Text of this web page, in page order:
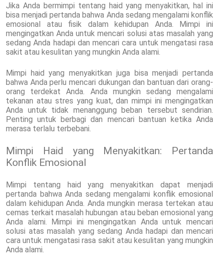
Jika Anda bermimpi tentang haid yang menyakitkan, hal ini
bisa menjadi pertanda bahwa Anda sedang mengalami konflik
emosional atau fisik dalam kehidupan Anda. Mimpi ini
mengingatkan Anda untuk mencari solusi atas masalah yang
sedang Anda hadapi dan mencari cara untuk mengatasi rasa
sakit atau kesulitan yang mungkin Anda alami.
Mimpi haid yang menyakitkan juga bisa menjadi pertanda
bahwa Anda perlu mencari dukungan dan bantuan dari orang-
orang terdekat Anda. Anda mungkin sedang mengalami
tekanan atau stres yang kuat, dan mimpi ini mengingatkan
Anda untuk tidak menanggung beban tersebut sendirian.
Penting untuk berbagi dan mencari bantuan ketika Anda
merasa terlalu terbebani.
Mimpi Haid yang Menyakitkan: Pertanda
Konflik Emosional
Mimpi tentang haid yang menyakitkan dapat menjadi
pertanda bahwa Anda sedang mengalami konflik emosional
dalam kehidupan Anda. Anda mungkin merasa tertekan atau
cemas terkait masalah hubungan atau beban emosional yang
Anda alami. Mimpi ini mengingatkan Anda untuk mencari
solusi atas masalah yang sedang Anda hadapi dan mencari
cara untuk mengatasi rasa sakit atau kesulitan yang mungkin
Anda alami.